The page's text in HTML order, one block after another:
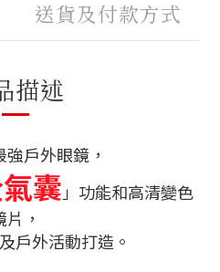
送貨及付款方式
描述
戶外眼鏡，
囊 」功能和高清變色
片，
戶外活動打造。